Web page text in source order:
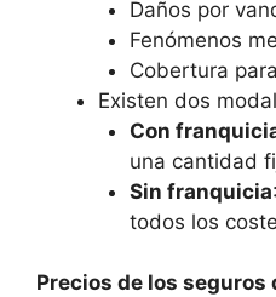
Daños por
Fenómenos
Cobertura
Existen dos
Con
una cantidad
Sin franquicia
todos los
Precios de los seguros